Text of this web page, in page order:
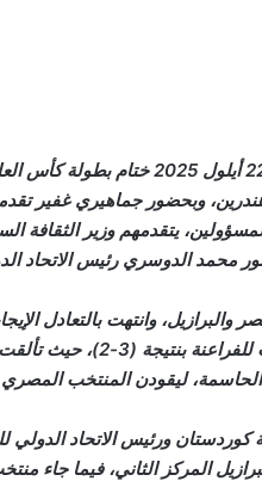
شهدت مدينة أربيل مساء اليوم
وبحضور جماهيري غفير
يتقدمهم وزير الثقافة
محمد الدوسري رئيس الاتحاد
الفريقان إلى ركلات
ليقودن المنتخب المصري
ورئيس الاتحاد الدولي
المركز الثاني، فيما جاء